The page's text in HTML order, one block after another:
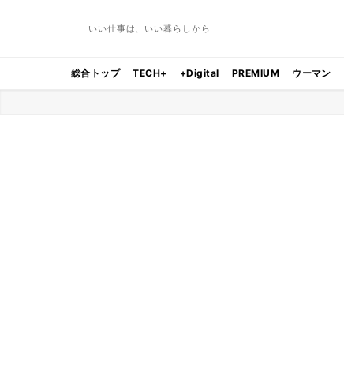
いい仕事は、いい暮らしから
総合トップ TECH+ +Digital PREMIUM ウーマン